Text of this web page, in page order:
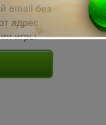
email без
адрес
игры